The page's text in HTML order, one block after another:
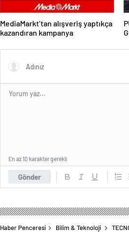
MediaMarkt’tan alışveriş yaptıkça
kazandıran kampanya
Gönder
En az 10 karakter gerekli
Haber Penceresi Bilim & Teknoloji